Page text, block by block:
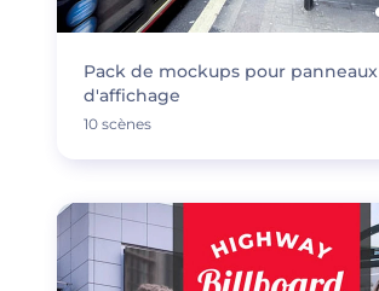
Pack de mockups pour panneaux
d'affichage
10 scènes